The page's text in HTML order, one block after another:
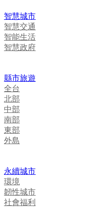
智慧城市
智慧交通
智能生活
智慧政府
縣市旅遊
全台
北部
中部
南部
東部
外島
永續城市
環境
韌性城市
社會福利